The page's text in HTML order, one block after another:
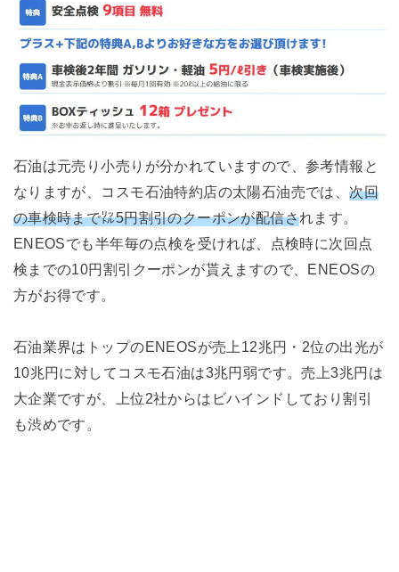
石油は元売り小売りが分かれていますので、参考情報と
なりますが、コスモ石油特約店の太陽石油売では、次回
の車検時まで㍑5円割引のクーポンが配信されます。
ENEOSでも半年毎の点検を受ければ、点検時に次回点
検までの10円割引クーポンが貰えますので、ENEOSの
方がお得です。
石油業界はトップのENEOSが売上12兆円・2位の出光が
10兆円に対してコスモ石油は3兆円弱です。売上3兆円は
大企業ですが、上位2社からはビハインドしており割引
も渋めです。